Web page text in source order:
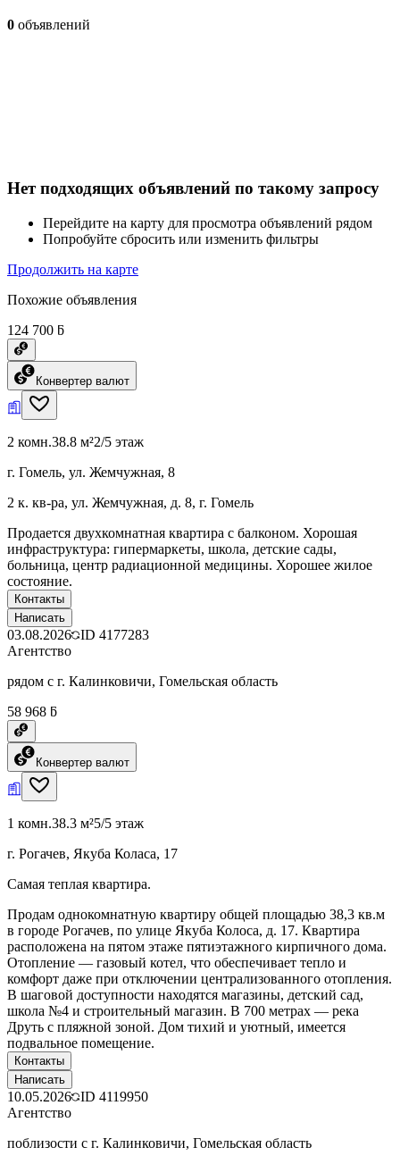
0 объявлений
Нет подходящих объявлений по такому запросу
Перейдите на карту для просмотра объявлений рядом
Попробуйте сбросить или изменить фильтры
Продолжить на карте
Похожие объявления
124 700 ƃ
Конвертер валют
2 комн.38.8 м²2/5 этаж
г. Гомель, ул. Жемчужная, 8
2 к. кв-ра, ул. Жемчужная, д. 8, г. Гомель
Продается двухкомнатная квартира с балконом. Хорошая
инфраструктура: гипермаркеты, школа, детские сады,
больница, центр радиационной медицины. Хорошее жилое
состояние.
Контакты
Написать
03.08.2026 ID 4177283
Агентство
рядом с г. Калинковичи, Гомельская область
58 968 ƃ
Конвертер валют
1 комн.38.3 м²5/5 этаж
г. Рогачев, Якуба Коласа, 17
Самая теплая квартира.
Продам однокомнатную квартиру общей площадью 38,3 кв.м
в городе Рогачев, по улице Якуба Колоса, д. 17. Квартира
расположена на пятом этаже пятиэтажного кирпичного дома.
Отопление — газовый котел, что обеспечивает тепло и
комфорт даже при отключении централизованного отопления.
В шаговой доступности находятся магазины, детский сад,
школа №4 и строительный магазин. В 700 метрах — река
Друть с пляжной зоной. Дом тихий и уютный, имеется
подвальное помещение.
Контакты
Написать
10.05.2026 ID 4119950
Агентство
поблизости с г. Калинковичи, Гомельская область